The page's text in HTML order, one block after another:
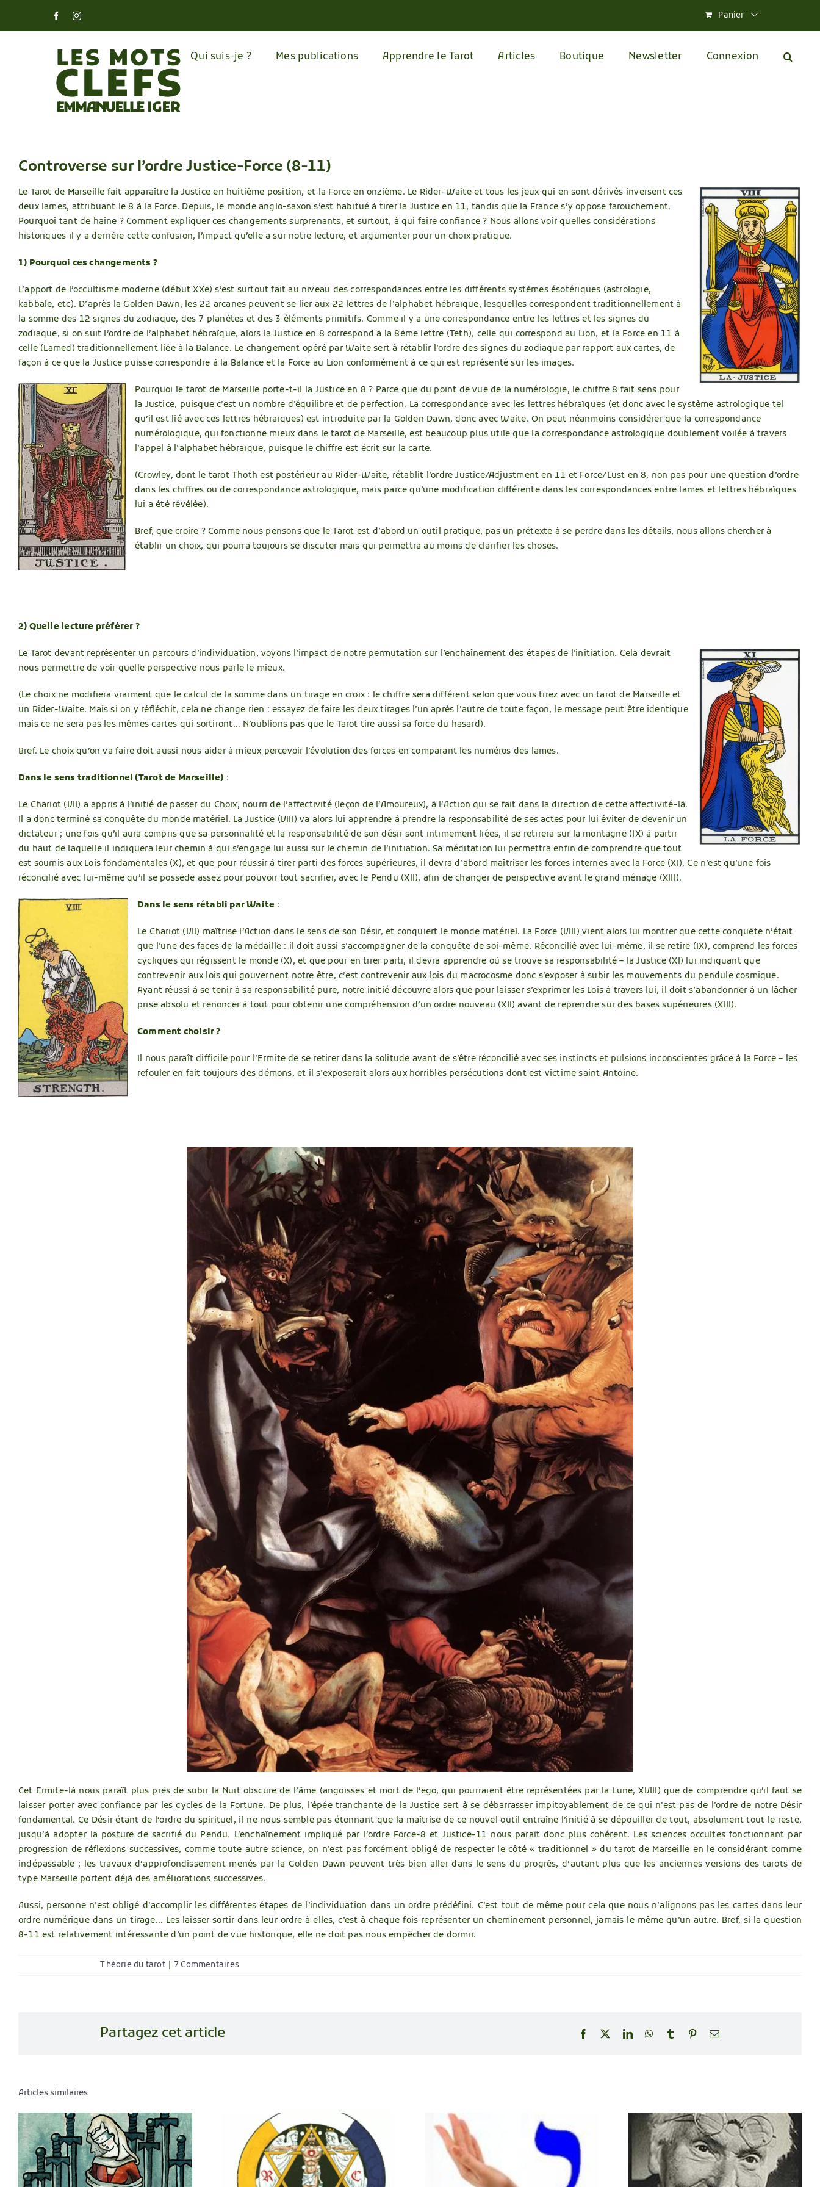
FacebookInstagram Panier
Qui suis-je ? Mes publications Apprendre le Tarot Articles Boutique Newsletter Connexion
Controverse sur l’ordre Justice-Force (8-11)
Le Tarot de Marseille fait apparaître la Justice en huitième position, et la Force en onzième. Le Rider-Waite et tous les jeux qui en sont dérivés inversent ces
deux lames, attribuant le 8 à la Force. Depuis, le monde anglo-saxon s’est habitué à tirer la Justice en 11, tandis que la France s’y oppose farouchement.
Pourquoi tant de haine ? Comment expliquer ces changements surprenants, et surtout, à qui faire confiance ? Nous allons voir quelles considérations
historiques il y a derrière cette confusion, l’impact qu’elle a sur notre lecture, et argumenter pour un choix pratique.
1) Pourquoi ces changements ?
L’apport de l’occultisme moderne (début XXe) s’est surtout fait au niveau des correspondances entre les différents systèmes ésotériques (astrologie,
kabbale, etc). D’après la Golden Dawn, les 22 arcanes peuvent se lier aux 22 lettres de l’alphabet hébraïque, lesquelles correspondent traditionnellement à
la somme des 12 signes du zodiaque, des 7 planètes et des 3 éléments primitifs. Comme il y a une correspondance entre les lettres et les signes du
zodiaque, si on suit l’ordre de l’alphabet hébraïque, alors la Justice en 8 correspond à la 8ème lettre (Teth), celle qui correspond au Lion, et la Force en 11 à
celle (Lamed) traditionnellement liée à la Balance. Le changement opéré par Waite sert à rétablir l’ordre des signes du zodiaque par rapport aux cartes, de
façon à ce que la Justice puisse correspondre à la Balance et la Force au Lion conformément à ce qui est représenté sur les images.
Pourquoi le tarot de Marseille porte-t-il la Justice en 8 ? Parce que du point de vue de la numérologie, le chiffre 8 fait sens pour
la Justice, puisque c’est un nombre d’équilibre et de perfection. La correspondance avec les lettres hébraïques (et donc avec le système astrologique tel
qu’il est lié avec ces lettres hébraïques) est introduite par la Golden Dawn, donc avec Waite. On peut néanmoins considérer que la correspondance
numérologique, qui fonctionne mieux dans le tarot de Marseille, est beaucoup plus utile que la correspondance astrologique doublement voilée à travers
l’appel à l’alphabet hébraïque, puisque le chiffre est écrit sur la carte.
(Crowley, dont le tarot Thoth est postérieur au Rider-Waite, rétablit l’ordre Justice/Adjustment en 11 et Force/Lust en 8, non pas pour une question d’ordre
dans les chiffres ou de correspondance astrologique, mais parce qu’une modification différente dans les correspondances entre lames et lettres hébraïques
lui a été révélée).
Bref, que croire ? Comme nous pensons que le Tarot est d’abord un outil pratique, pas un prétexte à se perdre dans les détails, nous allons chercher à
établir un choix, qui pourra toujours se discuter mais qui permettra au moins de clarifier les choses.
2) Quelle lecture préférer ?
Le Tarot devant représenter un parcours d’individuation, voyons l’impact de notre permutation sur l’enchaînement des étapes de l’initiation. Cela devrait
nous permettre de voir quelle perspective nous parle le mieux.
(Le choix ne modifiera vraiment que le calcul de la somme dans un tirage en croix : le chiffre sera différent selon que vous tirez avec un tarot de Marseille et
un Rider-Waite. Mais si on y réfléchit, cela ne change rien : essayez de faire les deux tirages l’un après l’autre de toute façon, le message peut être identique
mais ce ne sera pas les mêmes cartes qui sortiront… N’oublions pas que le Tarot tire aussi sa force du hasard).
Bref. Le choix qu’on va faire doit aussi nous aider à mieux percevoir l’évolution des forces en comparant les numéros des lames.
Dans le sens traditionnel (Tarot de Marseille) :
Le Chariot (VII) a appris à l’initié de passer du Choix, nourri de l’affectivité (leçon de l’Amoureux), à l’Action qui se fait dans la direction de cette affectivité-là.
Il a donc terminé sa conquête du monde matériel. La Justice (VIII) va alors lui apprendre à prendre la responsabilité de ses actes pour lui éviter de devenir un
dictateur ; une fois qu’il aura compris que sa personnalité et la responsabilité de son désir sont intimement liées, il se retirera sur la montagne (IX) à partir
du haut de laquelle il indiquera leur chemin à qui s’engage lui aussi sur le chemin de l’initiation. Sa méditation lui permettra enfin de comprendre que tout
est soumis aux Lois fondamentales (X), et que pour réussir à tirer parti des forces supérieures, il devra d’abord maîtriser les forces internes avec la Force (XI). Ce n’est qu’une fois
réconcilié avec lui-même qu’il se possède assez pour pouvoir tout sacrifier, avec le Pendu (XII), afin de changer de perspective avant le grand ménage (XIII).
Dans le sens rétabli par Waite :
Le Chariot (VII) maîtrise l’Action dans le sens de son Désir, et conquiert le monde matériel. La Force (VIII) vient alors lui montrer que cette conquête n’était
que l’une des faces de la médaille : il doit aussi s’accompagner de la conquête de soi-même. Réconcilié avec lui-même, il se retire (IX), comprend les forces
cycliques qui régissent le monde (X), et que pour en tirer parti, il devra apprendre où se trouve sa responsabilité – la Justice (XI) lui indiquant que
contrevenir aux lois qui gouvernent notre être, c’est contrevenir aux lois du macrocosme donc s’exposer à subir les mouvements du pendule cosmique.
Ayant réussi à se tenir à sa responsabilité pure, notre initié découvre alors que pour laisser s’exprimer les Lois à travers lui, il doit s’abandonner à un lâcher
prise absolu et renoncer à tout pour obtenir une compréhension d’un ordre nouveau (XII) avant de reprendre sur des bases supérieures (XIII).
Comment choisir ?
Il nous paraît difficile pour l’Ermite de se retirer dans la solitude avant de s’être réconcilié avec ses instincts et pulsions inconscientes grâce à la Force – les
refouler en fait toujours des démons, et il s’exposerait alors aux horribles persécutions dont est victime saint Antoine.
Cet Ermite-là nous paraît plus près de subir la Nuit obscure de l’âme (angoisses et mort de l’ego, qui pourraient être représentées par la Lune, XVIII) que de comprendre qu’il faut se
laisser porter avec confiance par les cycles de la Fortune. De plus, l’épée tranchante de la Justice sert à se débarrasser impitoyablement de ce qui n’est pas de l’ordre de notre Désir
fondamental. Ce Désir étant de l’ordre du spirituel, il ne nous semble pas étonnant que la maîtrise de ce nouvel outil entraîne l’initié à se dépouiller de tout, absolument tout le reste,
jusqu’à adopter la posture de sacrifié du Pendu. L’enchaînement impliqué par l’ordre Force-8 et Justice-11 nous paraît donc plus cohérent. Les sciences occultes fonctionnant par
progression de réflexions successives, comme toute autre science, on n’est pas forcément obligé de respecter le côté « traditionnel » du tarot de Marseille en le considérant comme
indépassable ; les travaux d’approfondissement menés par la Golden Dawn peuvent très bien aller dans le sens du progrès, d’autant plus que les anciennes versions des tarots de
type Marseille portent déjà des améliorations successives.
Aussi, personne n’est obligé d’accomplir les différentes étapes de l’individuation dans un ordre prédéfini. C’est tout de même pour cela que nous n’alignons pas les cartes dans leur
ordre numérique dans un tirage… Les laisser sortir dans leur ordre à elles, c’est à chaque fois représenter un cheminement personnel, jamais le même qu’un autre. Bref, si la question
8-11 est relativement intéressante d’un point de vue historique, elle ne doit pas nous empêcher de dormir.
Théorie du tarot 7 Commentaires
Partagez cet article Facebook LinkedInWhatsApp
Tumblr PinterestEmail
Articles similaires
Des noms bizarres
des cartes en
Des Yods partout
Lien entre les
archétypes de Jung
Le tarot, pas
complètement un